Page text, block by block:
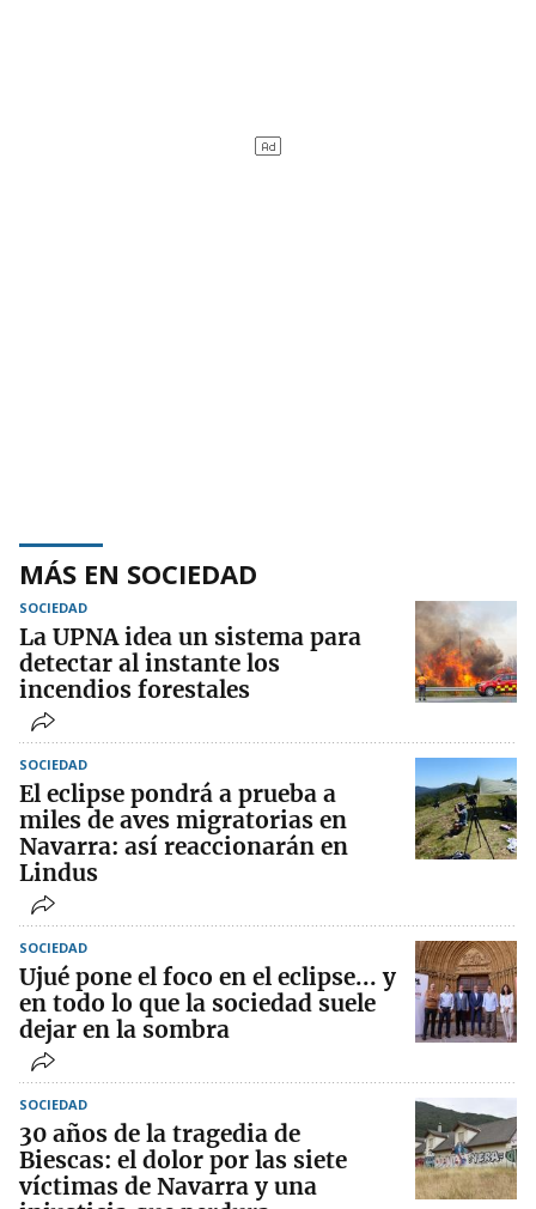
MÁS EN SOCIEDAD
SOCIEDAD
La UPNA idea un sistema para
detectar al instante los
incendios forestales
SOCIEDAD
El eclipse pondrá a prueba a
miles de aves migratorias en
Navarra: así reaccionarán en
Lindus
SOCIEDAD
Ujué pone el foco en el eclipse... y
en todo lo que la sociedad suele
dejar en la sombra
SOCIEDAD
30 años de la tragedia de
Biescas: el dolor por las siete
víctimas de Navarra y una